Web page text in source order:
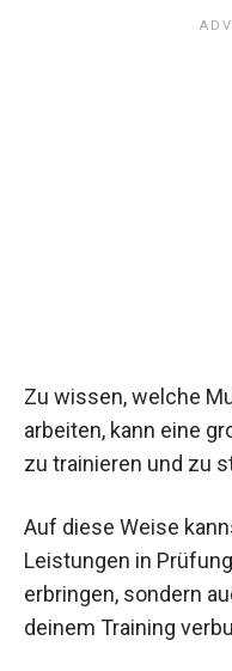
Zu wissen, welche
arbeiten, kann eine
zu trainieren und zu
Auf diese Weise
Leistungen in
erbringen, sondern
deinem Training